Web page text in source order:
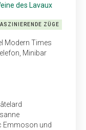
des Lavaux
ZÜGE
Modern Times
Minibar
Emmoson und